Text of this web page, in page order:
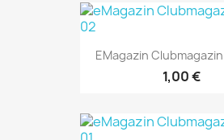
EMagazin
1,00 €